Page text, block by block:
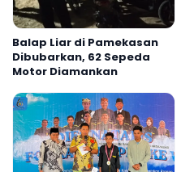
Balap Liar di Pamekasan
Dibubarkan, 62 Sepeda
Motor Diamankan